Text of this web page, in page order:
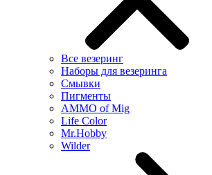
Все везеринг
Наборы для везеринга
Смывки
Пигменты
AMMO of Mig
Life Color
Mr.Hobby
Wilder